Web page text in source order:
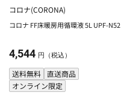
コロナ(CORONA)
コロナ FF床暖房用循環液 5L UPF-N52
4,544 円（税込）
送料無料 直送商品
オンライン限定